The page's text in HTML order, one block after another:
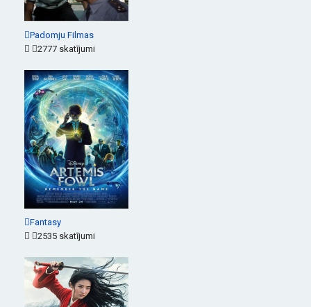
Padomju Filmas
2777 skatījumi
Fantasy
2535 skatījumi